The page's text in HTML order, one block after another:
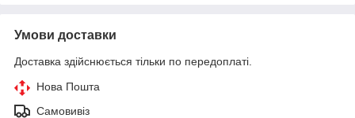
Умови доставки
Доставка здійснюється тільки по передоплаті.
Нова Пошта
Самовивіз